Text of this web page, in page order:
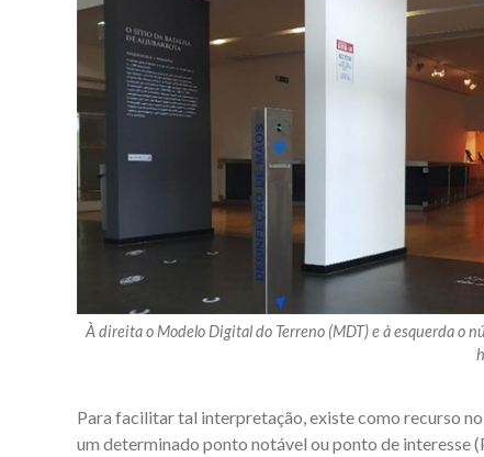
À direita o Modelo Digital do Terreno (MDT) e à esquerda o
Para facilitar tal interpretação, existe como recurso
um determinado ponto notável ou ponto de interesse